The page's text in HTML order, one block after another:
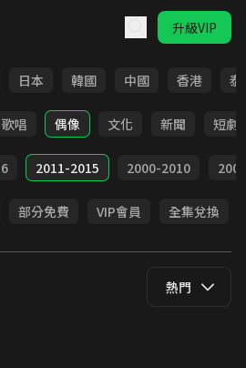
升級VIP
日本 韓國 中國 香港 泰
歌唱 偶像 文化 新聞 短劇
2011-2015 2000-2010
部分免費 VIP會員 全集兌換
熱門